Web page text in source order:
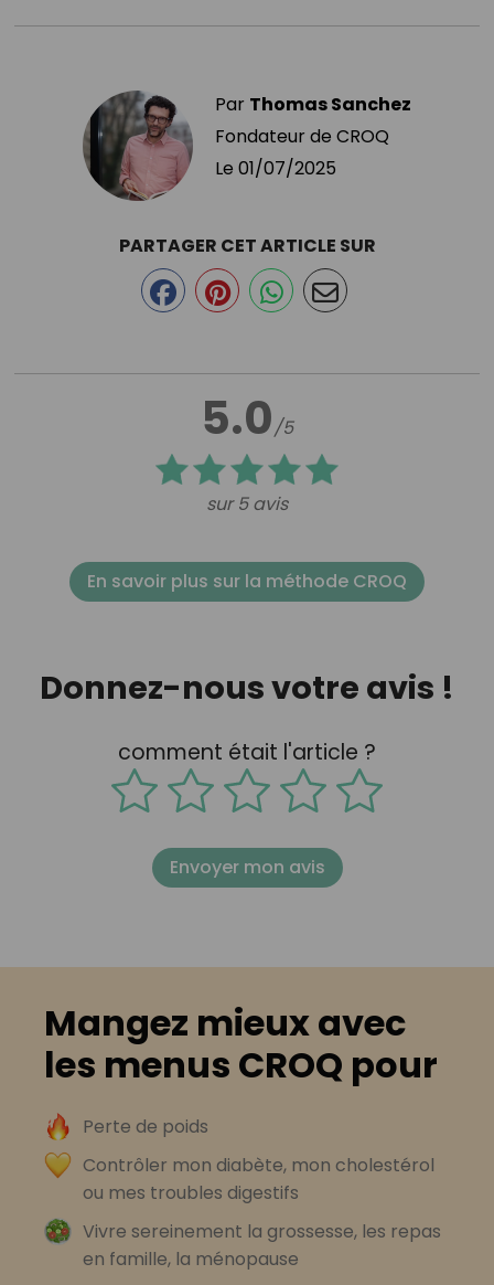
Par Thomas Sanchez
Fondateur de CROQ
Le 01/07/2025
5.0/5
sur 5 avis
PARTAGER CET ARTICLE SUR
En savoir plus sur la méthode CROQ
Donnez-nous votre avis !
comment était l'article ?
Envoyer mon avis
Mangez mieux avec
les menus CROQ pour
Perte de poids
Contrôler mon diabète, mon cholestérol
ou mes troubles digestifs
Vivre sereinement la grossesse, les repas
en famille, la ménopause